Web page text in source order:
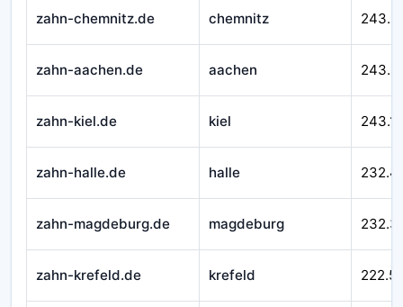
zahn-chemnitz.de chemnitz
zahn-aachen.de aachen
zahn-kiel.de kiel
zahn-halle.de halle
zahn-magdeburg.de magdeburg
zahn-krefeld.de krefeld